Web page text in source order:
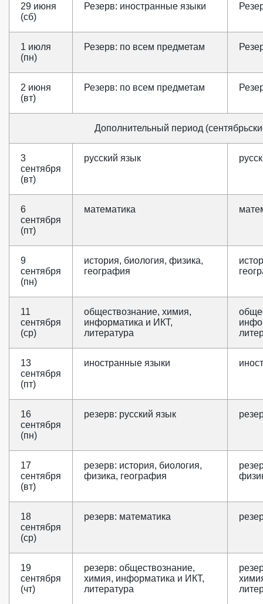
29 июня
(сб)
Резерв: иностранные языки
1 июля
(пн)
Резерв: по всем предметам
2 июня
(вт)
Резерв: по всем предметам
Дополнительный период
3
сентября
(вт)
русский язык
6
сентября
(пт)
математика
9
сентября
(пн)
история, биология, физика,
география
11
сентября
(ср)
обществознание, химия,
информатика и ИКТ,
литература
13
сентября
(пт)
иностранные языки
16
сентября
(пн)
резерв: русский язык
17
сентября
(вт)
резерв: история, биология,
физика, география
18
сентября
(ср)
резерв: математика
19
сентября
(чт)
резерв: обществознание,
химия, информатика и ИКТ,
литература